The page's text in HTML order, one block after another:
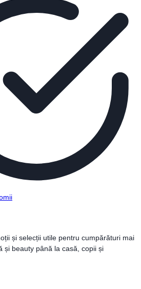
și selecții utile pentru cumpărături mai
și beauty până la casă, copii și